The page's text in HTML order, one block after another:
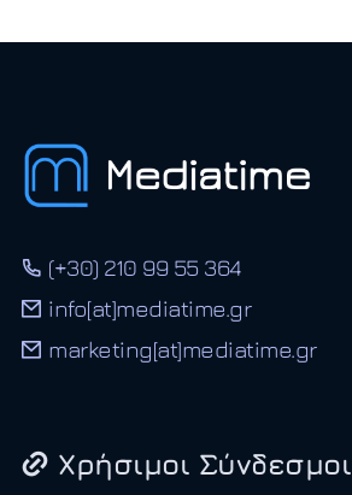
(+30) 210 99 55 364
info[at]mediatime.gr
marketing[at]mediatime.gr
Χρήσιμοι Σύνδεσμοι